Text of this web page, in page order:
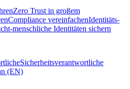
Zero Trust in großem
Compliance vereinfachenIdentitäts-
menschliche Identitäten sichern
Sicherheitsverantwortliche
(EN)